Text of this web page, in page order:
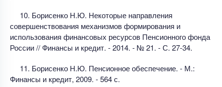
10. Борисенко Н.Ю. Некоторые направления
совершенствования механизмов формирования и
использования финансовых ресурсов Пенсионного фонда
России // Финансы и кредит. - 2014. - № 21. - С. 27-34.
11. Борисенко Н.Ю. Пенсионное обеспечение. - М.:
Финансы и кредит, 2009. - 564 с.